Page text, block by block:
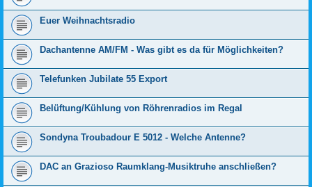
Euer Weihnachtsradio
Dachantenne AM/FM - Was gibt es da für Möglichkeiten?
Telefunken Jubilate 55 Export
Belüftung/Kühlung von Röhrenradios im Regal
Sondyna Troubadour E 5012 - Welche Antenne?
DAC an Grazioso Raumklang-Musiktruhe anschließen?